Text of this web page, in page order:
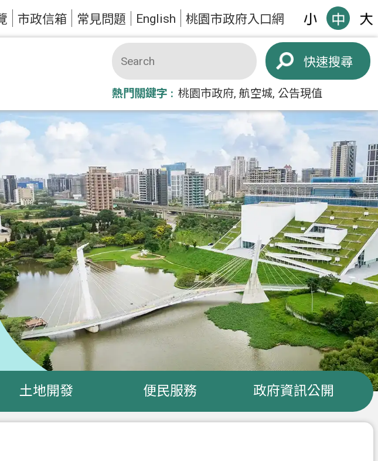
市政信箱 常見問題 English 桃園市政府入口網
搜尋
熱門關鍵字 桃園市政府 航空城 公告現值
土地開發 便民服務 政府資訊公開